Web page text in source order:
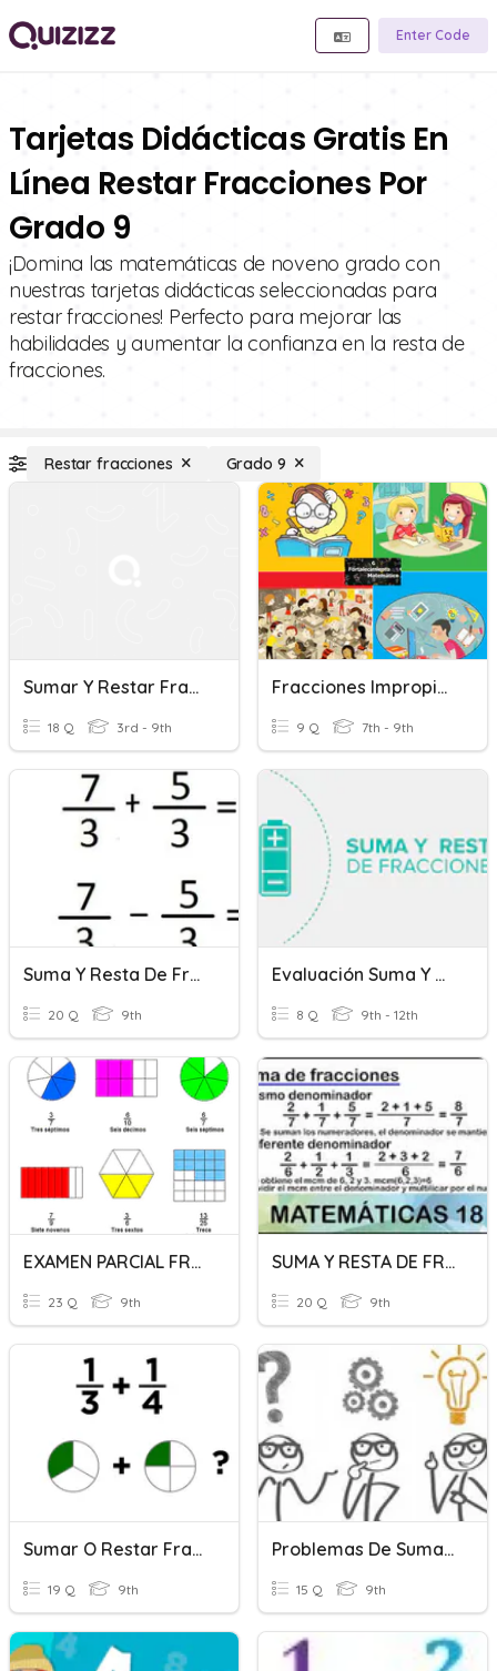
Enter Code
Tarjetas Didácticas Gratis En
Línea Restar Fracciones Por
Grado 9
¡Domina las matemáticas de noveno grado con
nuestras tarjetas didácticas seleccionadas para
restar fracciones! Perfecto para mejorar las
habilidades y aumentar la confianza en la resta de
fracciones.
Restar fracciones Grado 9
Sumar Y Restar Fracciones
18 Q 3rd - 9th
Fracciones Impropias Y Suma De Fracciones
9 Q 7th - 9th
Suma Y Resta De Fracciones Con Mismo Denominador
20 Q 9th
Evaluación Suma Y Resta De Fracciones
8 Q 9th - 12th
EXAMEN PARCIAL FRACCIONES
23 Q 9th
SUMA Y RESTA DE FRACCIONES
20 Q 9th
Sumar O Restar Fraccions Amb Denominador Diferent
19 Q 9th
Problemas De Suma Y Resta De Fracciones
15 Q 9th